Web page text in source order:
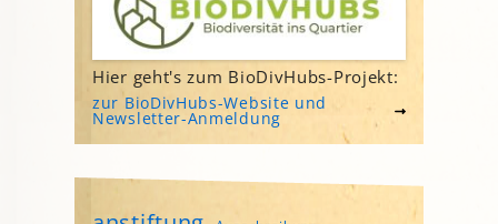
Hier geht's zum BioDivHubs-Projekt:
zur BioDivHubs-Website und
Newsletter-Anmeldung